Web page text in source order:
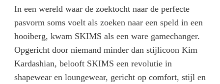
In een wereld waar de zoektocht naar de perfecte
pasvorm soms voelt als zoeken naar een speld in een
hooiberg, kwam SKIMS als een ware gamechanger.
Opgericht door niemand minder dan stijlicoon Kim
Kardashian, belooft SKIMS een revolutie in
shapewear en loungewear, gericht op comfort, stijl en